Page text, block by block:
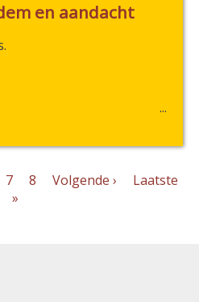
en aandacht
Pagina
7 Pagina
8
Volgende
Volgende ›
Laatste
Laatste
»